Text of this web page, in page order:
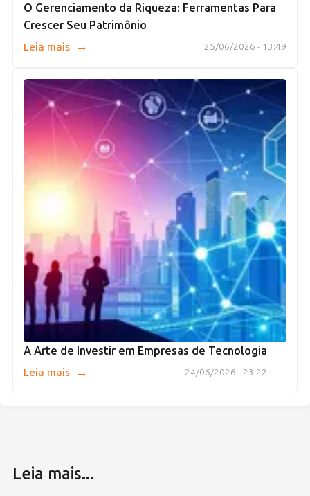
O Gerenciamento da Riqueza: Ferramentas Para
Crescer Seu Patrimônio
25/06/2026 - 13:49
Leia mais →
A Arte de Investir em Empresas de Tecnologia
24/06/2026 - 23:22
Leia mais →
Leia mais...